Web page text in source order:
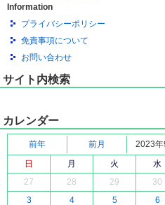
Information
プライバシーポリシー
免責事項について
お問い合わせ
サイト内検索
カレンダー
前年 前月 2023年
日
月 火 水
27
28 29 30
3
4 5 6